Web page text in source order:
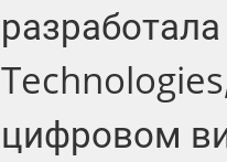
цифровом